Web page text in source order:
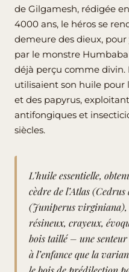
de Gilgamesh, rédigée
4000 ans, le héros se
demeure des dieux,
par le monstre
déjà perçu comme divin.
utilisaient son huile pour
et des papyrus,
antifongiques et
siècles.
L’huile essentielle,
cèdre de l’Atlas
(Juniperus virginiana),
résineux, crayeux,
bois taillé – une
à l’enfance que la